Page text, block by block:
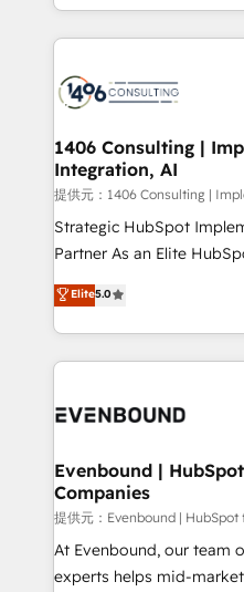
people, processes and data. We offer
digital solutions on the
marketing automation to
allowing companies to
the needs of the customer. We are part of Impresoft
Group, a group of
companies that divide
Competence Centers:
The synergies generated
together with the
to accompany
1406 Consulting |
Integration, AI
提供元：1406 Consulting |
Strategic HubSpot
Partner As an Elite HubSpot Partner, 1406 Consulting
helps mid-market
they sell, market, and
HubSpot—we teach your
to help you keep winning. What We Do ⚙️
Data & Content 📈 Sales
Agent Creation 🔄
Migration Why 1406 We become part of your team.
Your team learns while
broke. Built for mid-
solutions that work with
Elite5.0
Evenbound |
Companies
提供元：Evenbound |
At Evenbound, our team
experts helps mid-